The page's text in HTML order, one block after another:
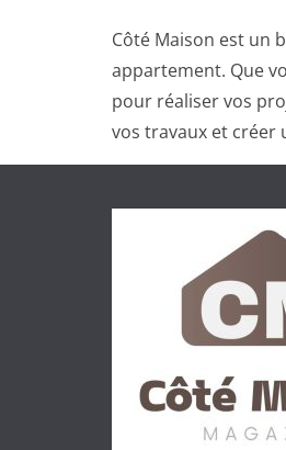
Côté Maison est un
appartement. Que
pour réaliser vos
vos travaux et créer